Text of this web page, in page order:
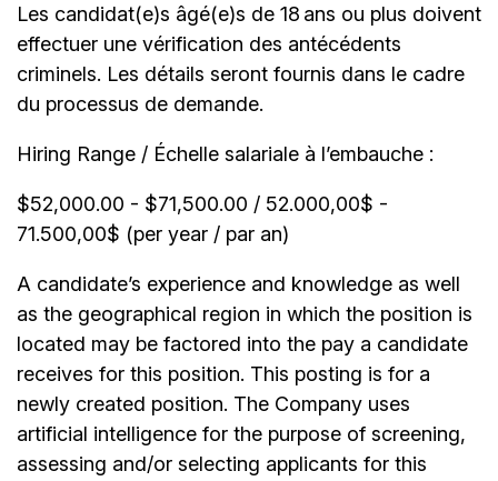
Les candidat(e)s âgé(e)s de 18 ans ou plus doivent
effectuer une vérification des antécédents
criminels. Les détails seront fournis dans le cadre
du processus de demande.
Hiring Range / Échelle salariale à l’embauche :
$52,000.00 - $71,500.00 / 52.000,00$ -
71.500,00$ (per year / par an)
A candidate’s experience and knowledge as well
as the geographical region in which the position is
located may be factored into the pay a candidate
receives for this position. This posting is for a
newly created position. The Company uses
artificial intelligence for the purpose of screening,
assessing and/or selecting applicants for this